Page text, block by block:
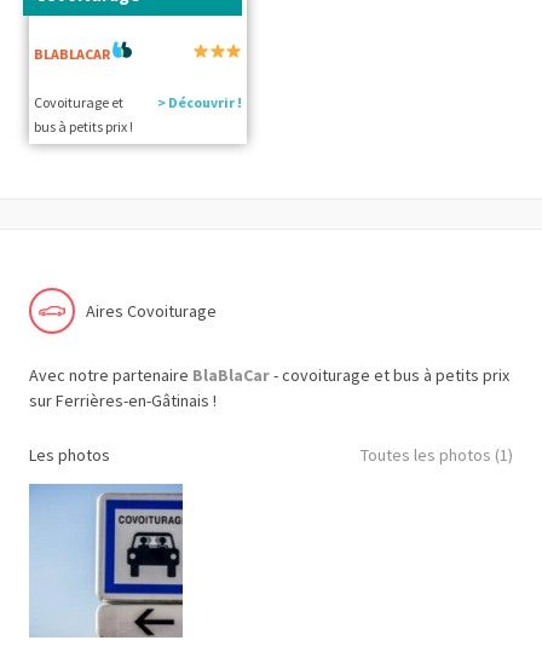
BLABLACAR
Covoiturage et
bus à petits prix !
> Découvrir !
Aires Covoiturage
Avec notre partenaire BlaBlaCar- covoiturage et bus à petits prix
sur Ferrières-en-Gâtinais !
Les photos Toutes les photos (1)